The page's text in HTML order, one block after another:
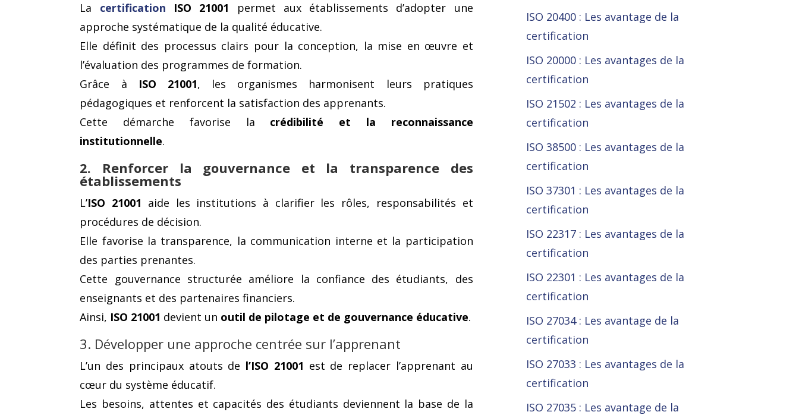
La certification ISO 21001 permet aux établissements d’adopter une
approche systématique de la qualité éducative.
Elle définit des processus clairs pour la conception, la mise en œuvre et
l’évaluation des programmes de formation.
Grâce à ISO 21001, les organismes harmonisent leurs pratiques
pédagogiques et renforcent la satisfaction des apprenants.
Cette démarche favorise la crédibilité et la reconnaissance
institutionnelle.
2. Renforcer la gouvernance et la transparence des
établissements
L’ISO 21001 aide les institutions à clarifier les rôles, responsabilités et
procédures de décision.
Elle favorise la transparence, la communication interne et la participation
des parties prenantes.
Cette gouvernance structurée améliore la confiance des étudiants, des
enseignants et des partenaires financiers.
Ainsi, ISO 21001 devient un outil de pilotage et de gouvernance éducative.
3. Développer une approche centrée sur l’apprenant
L’un des principaux atouts de l’ISO 21001 est de replacer l’apprenant au
cœur du système éducatif.
Les besoins, attentes et capacités des étudiants deviennent la base de la
ISO 20400 : Les avantage de la
certification
ISO 20000 : Les avantages de la
certification
ISO 21502 : Les avantages de la
certification
ISO 38500 : Les avantages de la
certification
ISO 37301 : Les avantages de la
certification
ISO 22317 : Les avantages de la
certification
ISO 22301 : Les avantages de la
certification
ISO 27034 : Les avantage de la
certification
ISO 27033 : Les avantages de la
certification
ISO 27035 : Les avantage de la